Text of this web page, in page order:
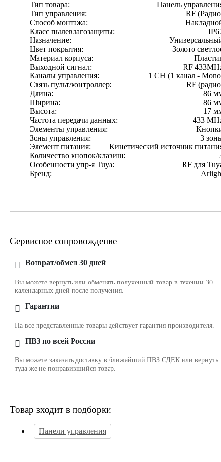
Тип товара:
Панель
Тип управления:
RF
Способ монтажа:
Класс пылевлагозащиты:
Назначение:
Цвет покрытия:
Золото
Материал корпуса:
Выходной сигнал:
RF
Каналы управления:
1 CH (1 канал -
Связь пульт/контроллер:
RF
Длина:
86
Ширина:
86
Высота:
17
Частота передачи данных:
433
Элементы управления:
Зоны управления:
3
Элемент питания:
Кинетический источник
Количество кнопок/клавиш:
Особенности упр-я Tuya:
RF для
Бренд:
Сервисное сопровождение
Возврат/обмен 30 дней
Вы можете вернуть или обменять полученный товар в течении 30
календарных дней после получения.
Гарантии
На все представленные товары действует гарантия производителя.
ПВЗ по всей России
Вы можете заказать доставку в ближайший ПВЗ СДЕК или вернуть
туда же не понравившийся товар.
Товар входит в подборки
Панели управления